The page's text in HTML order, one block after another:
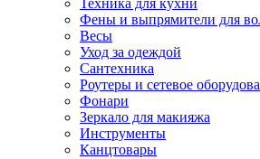
Техника для кухни
Фены и выпрямители для
Весы
Уход за одеждой
Сантехника
Роутеры и сетевое
Фонари
Зеркало для макияжа
Инструменты
Канцтовары